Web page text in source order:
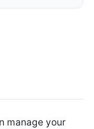
manage your